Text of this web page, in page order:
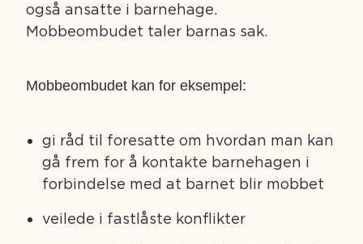
også ansatte i barnehage.
Mobbeombudet taler barnas sak.
Mobbeombudet kan for eksempel:
gi råd til foresatte om hvordan man kan
gå frem for å kontakte barnehagen i
forbindelse med at barnet blir mobbet
veilede i fastlåste konflikter